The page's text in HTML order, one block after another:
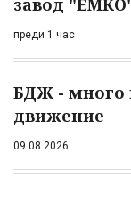
завод
преди 1 час
БДЖ - много
движение
09.08.2026